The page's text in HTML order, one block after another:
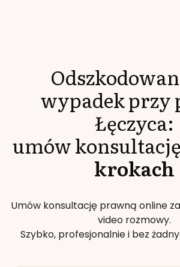
wypadek przy
Łęczyca:
umów konsultację
krokach
Umów konsultację prawną online
video rozmowy.
Szybko, profesjonalnie i bez